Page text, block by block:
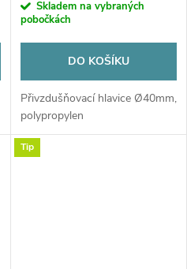
Skladem na vybraných
pobočkách
DO KOŠÍKU
Přivzdušňovací hlavice Ø40mm,
polypropylen
Tip